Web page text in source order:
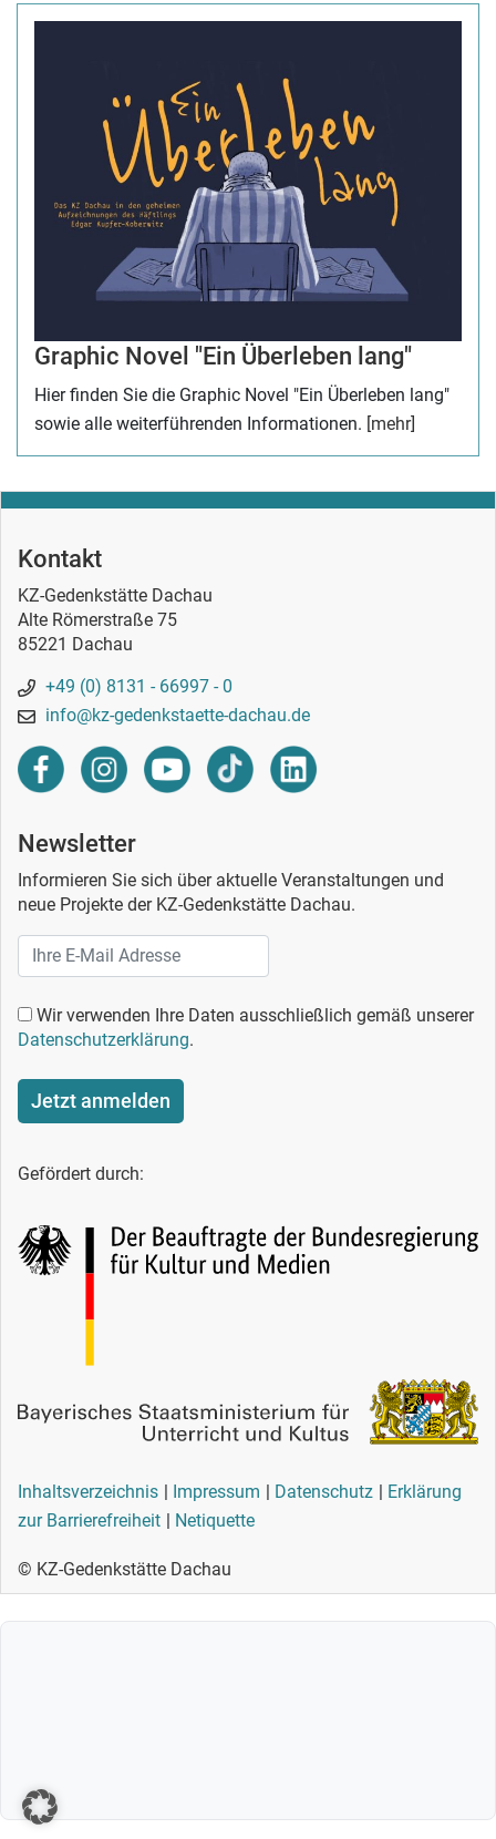
Graphic Novel "Ein Überleben lang"
Hier finden Sie die Graphic Novel "Ein Überleben lang"
sowie alle weiterführenden Informationen. [mehr]
Kontakt
KZ-Gedenkstätte Dachau
Alte Römerstraße 75
85221 Dachau
+49 (0) 8131 - 66997 - 0
info@kz-gedenkstaette-dachau.de
Newsletter
Informieren Sie sich über aktuelle Veranstaltungen und
neue Projekte der KZ-Gedenkstätte Dachau.
Wir verwenden Ihre Daten ausschließlich gemäß unserer
Datenschutzerklärung.
Jetzt anmelden
Gefördert durch:
Inhaltsverzeichnis Impressum Datenschutz
Erklärung
zur Barrierefreiheit
Netiquette
© KZ-Gedenkstätte Dachau